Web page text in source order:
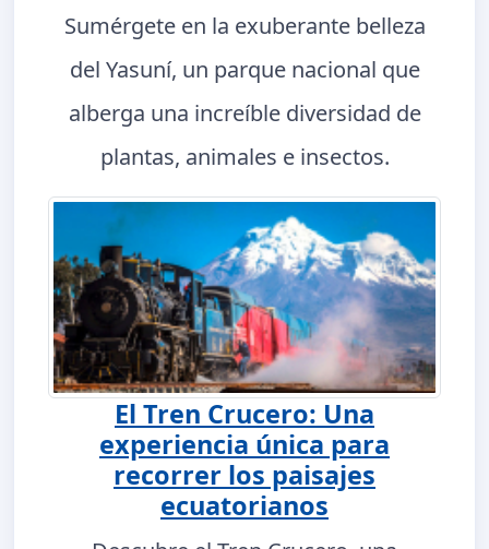
Sumérgete en la exuberante belleza
del Yasuní, un parque nacional que
alberga una increíble diversidad de
plantas, animales e insectos.
El Tren Crucero: Una
experiencia única para
recorrer los paisajes
ecuatorianos